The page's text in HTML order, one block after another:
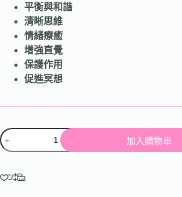
平衡與和諧
清晰思維
情緒療癒
增強直覺
保護作用
促進冥想
加入購物車